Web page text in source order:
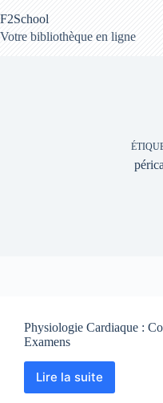
au
contenu
F2School
Votre bibliothèque en ligne
Physiologie Cardiaque :
Examens
Lire la suite
Physiologie